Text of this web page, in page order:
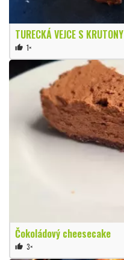
TURECKÁ VEJCE S KRUTONY
thumb_up 1×
Čokoládový cheesecake
thumb_up 3×